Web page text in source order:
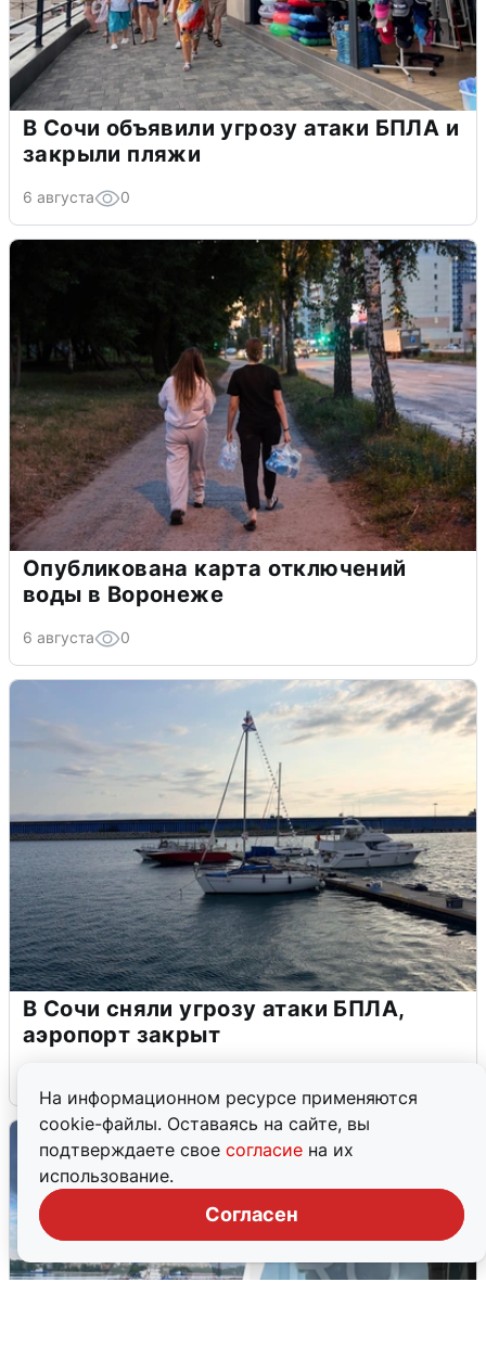
На информационном ресурсе применяются
cookie-файлы. Оставаясь на сайте, вы
подтверждаете свое согласие на их
использование.
Согласен
В Сочи объявили угрозу атаки БПЛА и
закрыли пляжи
6 августа 0
Опубликована карта отключений
воды в Воронеже
6 августа 0
В Сочи сняли угрозу атаки БПЛА,
аэропорт закрыт